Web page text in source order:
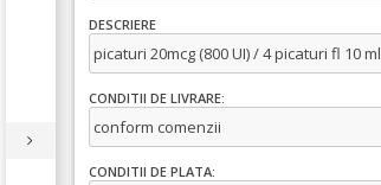
DESCRIERE
picaturi 20mcg (800 UI) / 4 picaturi fl 10 ml
CONDITII DE LIVRARE:
conform comenzii
CONDITII DE PLATA: